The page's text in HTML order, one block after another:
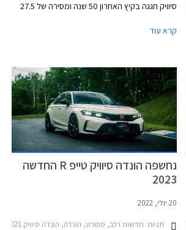
סיוויק חגגה בקיץ האחרון 50 שנה ומסירה של 27.5
סיוויק עדיין מיוצר בגרסת סדאן המיועדת לשוק
בלעדי עם יחידת הנעה היברידית ומושקת כעת
בישראל על ידי היבואנית הרשמית. המותג סובל
בשנים האחרונות מצניחה בכמות המסירות עקב
צמצום מבחר הדגמים והקצאות נמוכות לשוק
המקומי. לאור תג המחיר הגבוה של הונדה סיוויק
החדשה אנחנו מעריכים בצער שהיא לא תצליח
לשנות את התמונה באופן מהותי.
קרא עוד
נחשפה הונדה סיוויק טייפ R החדשה
2023
20 יולי, 2022
תגיות: חדשות רכב, ספורט, הונדה, הונדה סיוויק Type-R 2018-2021הונדה סיוויק 5 דלתות 2022-2025